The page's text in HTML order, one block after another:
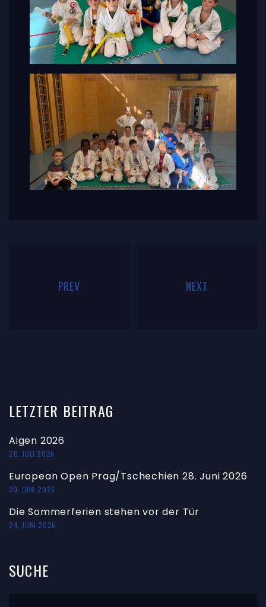
PREV NEXT
LETZTER BEITRAG
Aigen 2026
20. JULI 2026
European Open Prag/Tschechien 28. Juni 2026
30. JUNI 2026
Die Sommerferien stehen vor der Tür
24. JUNI 2026
SUCHE